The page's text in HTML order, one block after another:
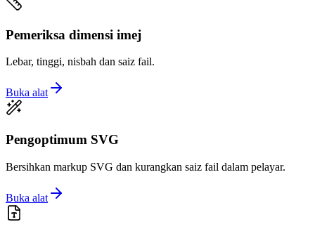
Pemeriksa dimensi imej
Lebar, tinggi, nisbah dan saiz fail.
Buka alat
Pengoptimum SVG
Bersihkan markup SVG dan kurangkan saiz fail dalam pelayar.
Buka alat